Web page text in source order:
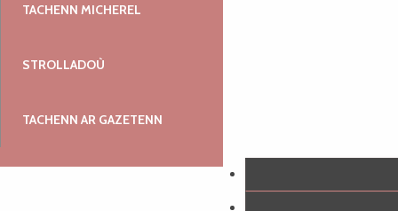
TACHENN MICHEREL
STROLLADOÙ
TACHENN AR GAZETENN